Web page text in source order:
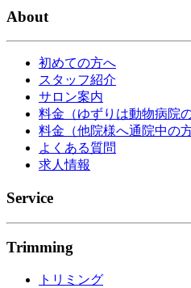
About
初めての方へ
スタッフ紹介
サロン案内
料金（ゆずりは動物病院
料金（他院様へ通院中の
よくある質問
求人情報
Service
Trimming
トリミング